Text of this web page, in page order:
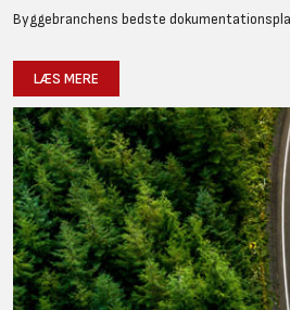
Byggebranchens bedste
LÆS MERE